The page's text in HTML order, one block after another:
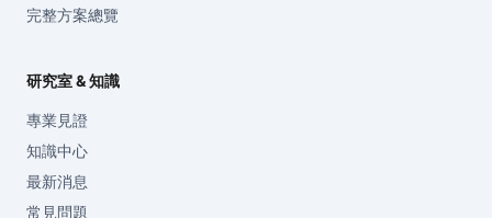
完整方案總覽
研究室 & 知識
專業見證
知識中心
最新消息
常見問題